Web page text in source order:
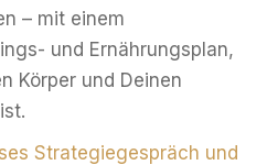
– mit einem
und Ernährungsplan,
Körper und Deinen
Strategiegespräch und